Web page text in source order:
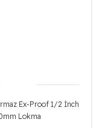
Ex-Proof 1/2 İnch
Lokma